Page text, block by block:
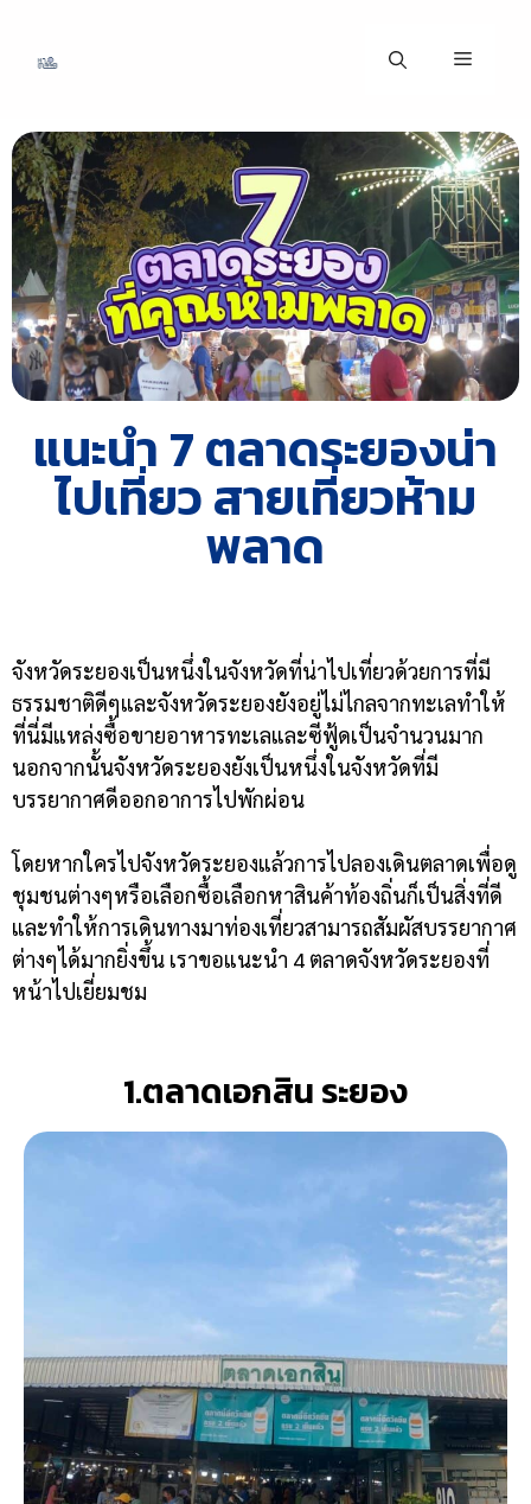
แนะนำ 7 ตลาดระยองน่า
ไปเที่ยว สายเที่ยวห้าม
พลาด
จังหวัดระยองเป็นหนึ่งในจังหวัดที่น่าไปเที่ยวด้วยการที่มี
ธรรมชาติดีๆและจังหวัดระยองยังอยู่ไม่ไกลจากทะเลทำให้
ที่นี่มีแหล่งซื้อขายอาหารทะเลและซีฟู้ดเป็นจำนวนมาก
นอกจากนั้นจังหวัดระยองยังเป็นหนึ่งในจังหวัดที่มี
บรรยากาศดีออกอาการไปพักผ่อน
โดยหากใครไปจังหวัดระยองแล้วการไปลองเดินตลาดเพื่อดู
ชุมชนต่างๆหรือเลือกซื้อเลือกหาสินค้าท้องถิ่นก็เป็นสิ่งที่ดี
และทำให้การเดินทางมาท่องเที่ยวสามารถสัมผัสบรรยากาศ
ต่างๆได้มากยิ่งขึ้น เราขอแนะนำ 4 ตลาดจังหวัดระยองที่
หน้าไปเยี่ยมชม
1.ตลาดเอกสิน ระยอง